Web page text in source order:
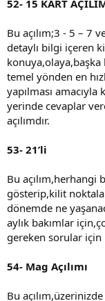
52- 15 KART
Bu açılım;3 - 5 – 7
detaylı bilgi içeren
temel yönden en
yapılması
yerinde cevaplar
açılımdır.
53- 21’li
Bu açılım,herhangi
gösterip,kilit
dönemde ne
aylık bakımlar
gereken sorular için
54- Mag Açılımı
Bu